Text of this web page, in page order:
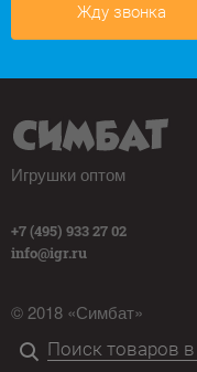
Жду звонка
Игрушки оптом
+7 (495) 933 27 02
info@igr.ru
© 2018 «Симбат»